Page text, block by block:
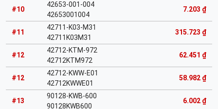
#10
42653-001-004
42653001004
7.203 ₫
#11
42711-K03-M31
42711K03M31
315.723 ₫
#12
42712-KTM-972
42712KTM972
62.451 ₫
#12
42712-KWW-E01
42712KWWE01
58.982 ₫
#13
90128-KWB-600
90128KWB600
6.002 ₫